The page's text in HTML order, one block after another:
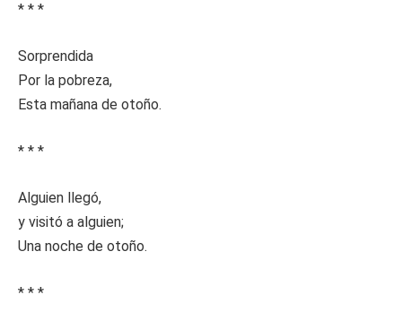
* * *
Sorprendida
Por la pobreza,
Esta mañana de otoño.
* * *
Alguien llegó,
y visitó a alguien;
Una noche de otoño.
* * *